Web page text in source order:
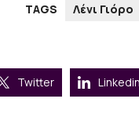
TAGS Λένι Γιόρο
Twitter Linkedin